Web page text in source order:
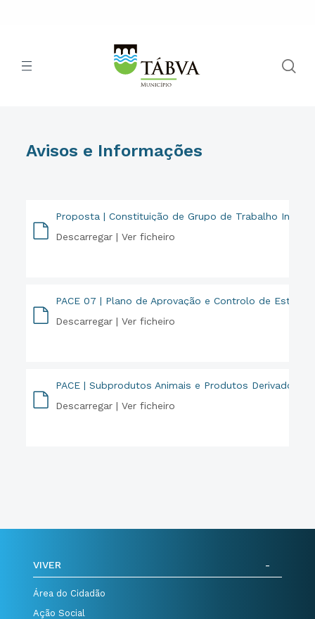
Avisos e Informações
Proposta | Constituição de Grupo de Trabalho
Descarregar |Ver ficheiro
PACE 07 | Plano de Aprovação e Controlo de
Descarregar |Ver ficheiro
PACE | Subprodutos Animais e Produtos Derivados
Descarregar |Ver ficheiro
VIVER
Área do Cidadão
Ação Social